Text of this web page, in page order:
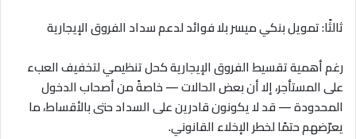
ثالثًا: تمويل بنكي ميسر بلا فوائد لدعم سداد الفروق الإيجارية
رغم أهمية تقسيط الفروق الإيجارية كحل تنظيمي لتخفيف العبء
على المستأجر، إلا أن بعض الحالات — خاصةً من أصحاب الدخول
المحدودة — قد لا يكونون قادرين على السداد حتى بالأقساط، ما
يعرّضهم حتمًا لخطر الإخلاء القانوني.